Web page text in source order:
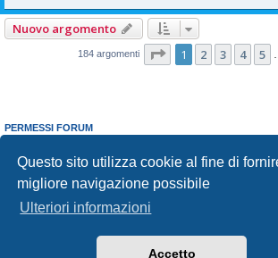
Questo sito utilizza cookie al fine di
migliore navigazione possibile
Ulteriori informazioni
Accetto
Nuovo argomento
184 argomenti Pagina di
1 2 3 4 5
PERMESSI FORUM
Non puoirispondere negli argomenti
Non puoimodificare i tuoi messaggi
Non puoicancellare i tuoi messaggi
Non puoi
inviare allegati
phpBB® Forum Software © phpBB